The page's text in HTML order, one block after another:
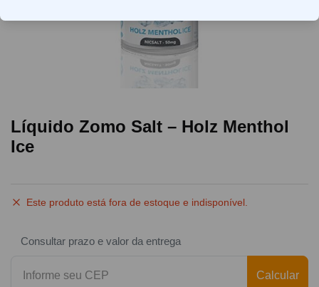
Líquido Zomo Salt – Holz Menthol
Ice
Este produto está fora de estoque e indisponível.
Consultar prazo e valor da entrega
Calcular